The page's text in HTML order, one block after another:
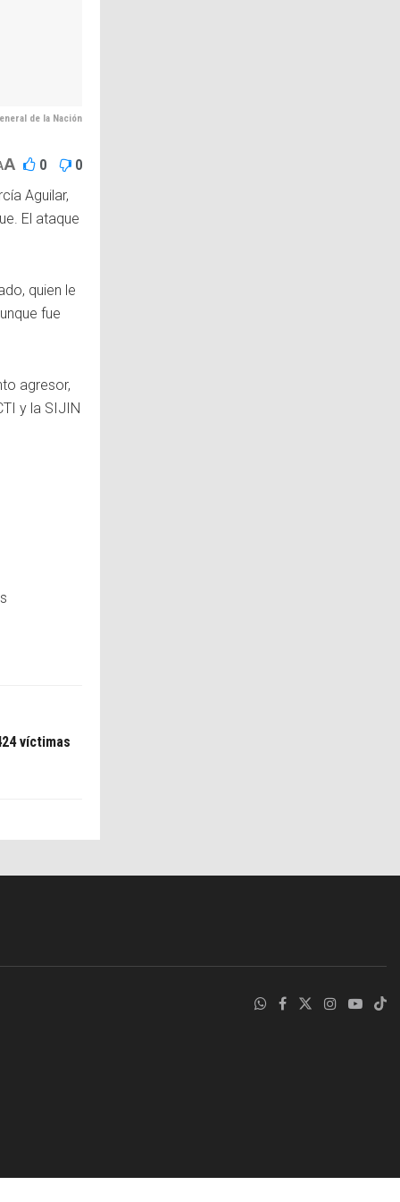
de la Nación
A 0
0
Aguilar,
El ataque
quien le
fue
agresor,
y la SIJIN
víctimas